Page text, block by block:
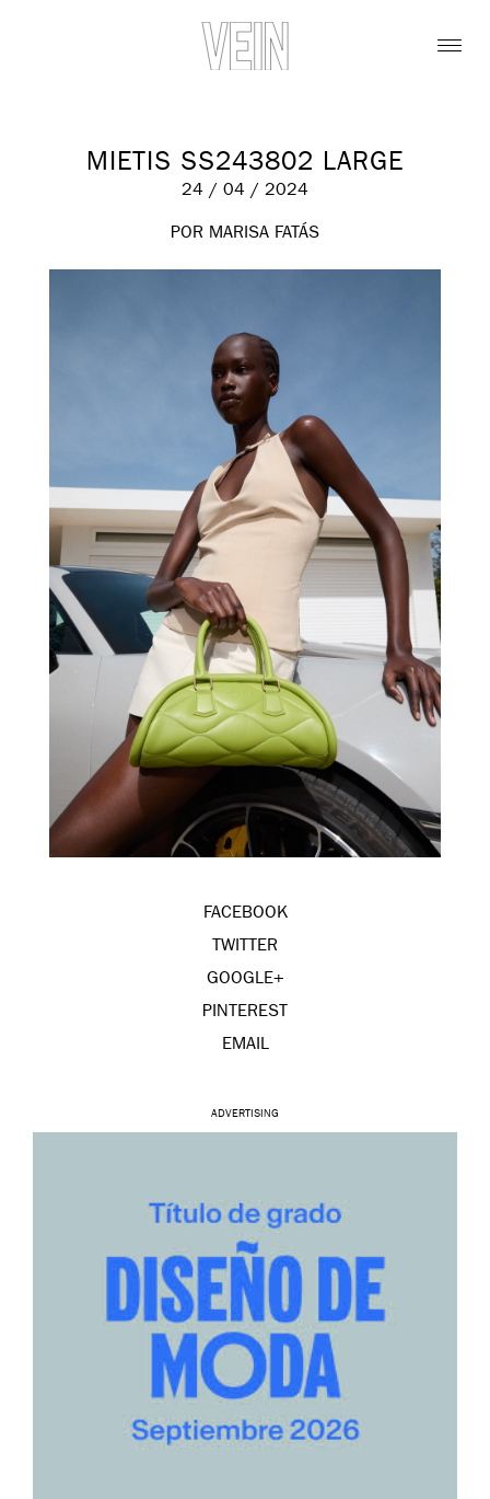
MIETIS SS243802 LARGE
24 / 04 / 2024
POR MARISA FATÁS
FACEBOOK
TWITTER
GOOGLE+
PINTEREST
EMAIL
ADVERTISING